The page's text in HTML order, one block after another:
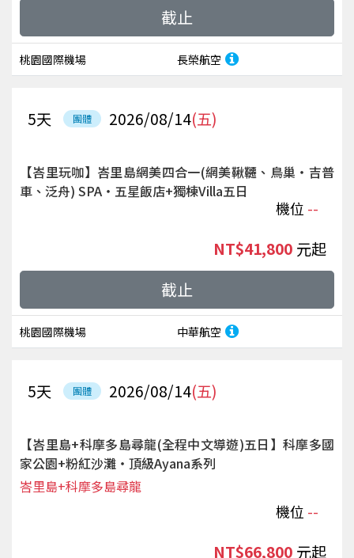
桃園國際機場 長榮航空
截止
團體 2026/08/14(五)
5天
【峇里玩咖】峇里島網美四合一(網美鞦韆、鳥巢‧吉普
車、泛舟) SPA‧五星飯店+獨棟Villa五日
機位 --
桃園國際機場 中華航空
NT$41,800 起
截止
團體 2026/08/14(五)
5天
【峇里島+科摩多島尋龍(全程中文導遊)五日】科摩多國
家公園+粉紅沙灘‧頂級Ayana系列
機位 --
峇里島+科摩多島尋龍
NT$66,800 起